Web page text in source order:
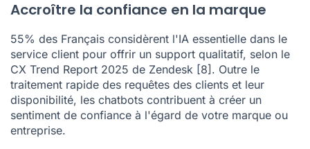
Accroître la confiance en la marque
55% des Français considèrent l'IA essentielle dans le
service client pour offrir un support qualitatif, selon le
CX Trend Report 2025 de Zendesk [8] . Outre le
traitement rapide des requêtes des clients et leur
disponibilité, les chatbots contribuent à créer un
sentiment de confiance à l'égard de votre marque ou
entreprise.